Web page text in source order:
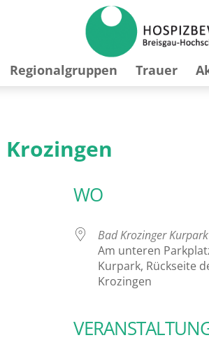
Regionalgruppen Trauer
Krozingen
Google Kalender
WO
Bad Krozinger Kurpark
Am unteren
Kurpark, Rückseite
Krozingen